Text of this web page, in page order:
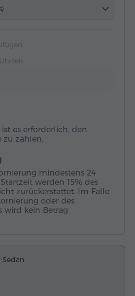
es erforderlich, den
zu zahlen.
mindestens 24
werden 15% des
zurückerstattet. Im Falle
oder des
wird kein Betrag